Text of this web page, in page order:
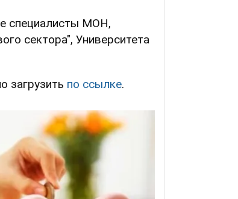
специалисты МОН,
сектора", Университета
загрузить по ссылке.